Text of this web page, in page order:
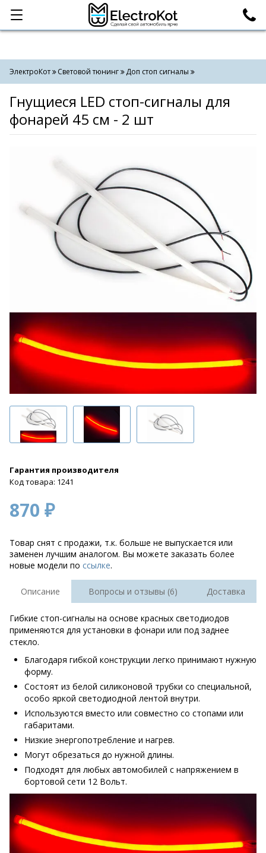
Категории Поиск
ЭлектроКот Световой тюнинг Доп стоп сигналы
Гнущиеся LED стоп-сигналы для
фонарей 45 см - 2 шт
Гарантия производителя
Код товара: 1241
870 ₽
Товар снят с продажи, т.к. больше не выпускается или
заменен лучшим аналогом. Вы можете заказать более
новые модели по ссылке.
Описание Вопросы и отзывы (6) Доставка
Гибкие стоп-сигналы на основе красных светодиодов
применяются для установки в фонари или под заднее
стекло.
Благодаря гибкой конструкции легко принимают нужную
форму.
Состоят из белой силиконовой трубки со специальной,
особо яркой светодиодной лентой внутри.
Используются вместо или совместно со стопами или
габаритами.
Низкие энергопотребление и нагрев.
Могут обрезаться до нужной длины.
Подходят для любых автомобилей с напряжением в
бортовой сети 12 Вольт.